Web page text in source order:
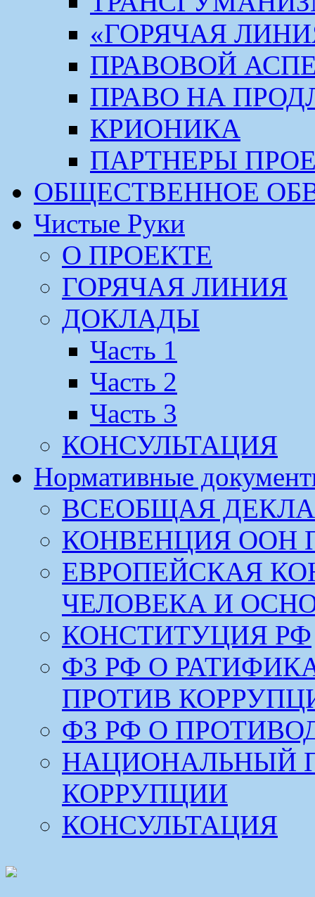
«ГОРЯЧАЯ
ПРАВОВОЙ
ПРАВО НА
КРИОНИКА
ПАРТНЕРЫ
ОБЩЕСТВЕННОЕ
Чистые Руки
О ПРОЕКТЕ
ГОРЯЧАЯ ЛИНИЯ
ДОКЛАДЫ
Часть 1
Часть 2
Часть 3
КОНСУЛЬТАЦИЯ
Нормативные
ВСЕОБЩАЯ
КОНВЕНЦИЯ ООН
ЕВРОПЕЙСКАЯ
ЧЕЛОВЕКА И
КОНСТИТУЦИЯ РФ
ФЗ РФ О
ПРОТИВ
ФЗ РФ О
НАЦИОНАЛЬНЫЙ
КОРРУПЦИИ
КОНСУЛЬТАЦИЯ